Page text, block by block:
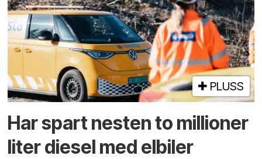
PLUSS
Har spart nesten to millioner
liter diesel med elbiler